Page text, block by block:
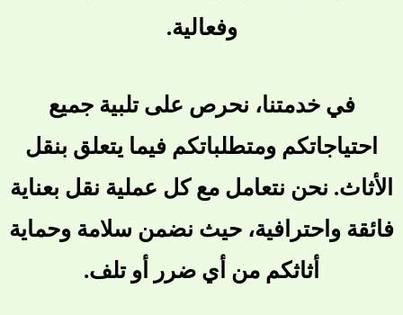
وفعالية.
في خدمتنا، نحرص على تلبية جميع
احتياجاتكم ومتطلباتكم فيما يتعلق بنقل
الأثاث. نحن نتعامل مع كل عملية نقل بعناية
فائقة واحترافية، حيث نضمن سلامة وحماية
أثاثكم من أي ضرر أو تلف.